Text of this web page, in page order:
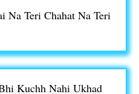
Na Teri Chahat Na Teri
Kuchh Nahi Ukhad